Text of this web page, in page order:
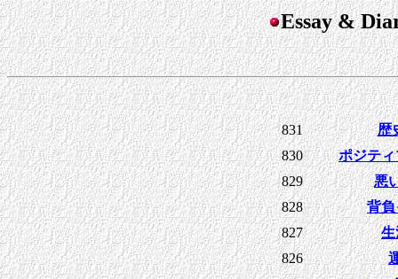
Essay &
831
歴
830
ポジテ
829
悪
828
背
827
生
826